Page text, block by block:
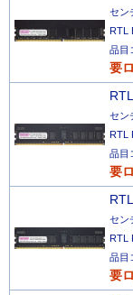
セン
RTL
品目
要
セン
RTL
品目
要
セン
RTL
品目
要